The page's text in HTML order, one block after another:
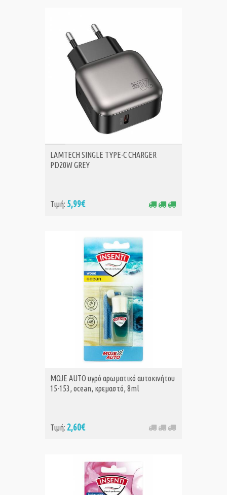
ΑΓΟΡΑ
LAMTECH SINGLE TYPE-C CHARGER
PD20W GREY
Τιμή: 5,99€
MOJE AUTO υγρό αρωματικό αυτοκινήτου
15-153, ocean, κρεμαστό, 8ml
Τιμή: 2,60€